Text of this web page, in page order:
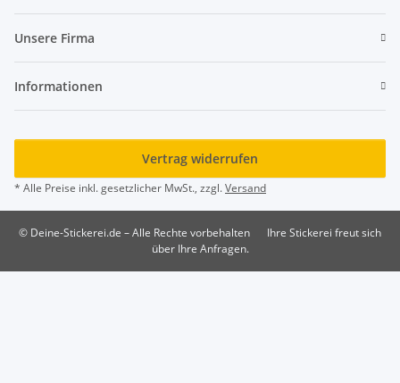
Unsere Firma
Informationen
Vertrag widerrufen
* Alle Preise inkl. gesetzlicher MwSt., zzgl.Versand
© Deine-Stickerei.de – Alle Rechte vorbehalten
Ihre Stickerei freut sich
über Ihre Anfragen.